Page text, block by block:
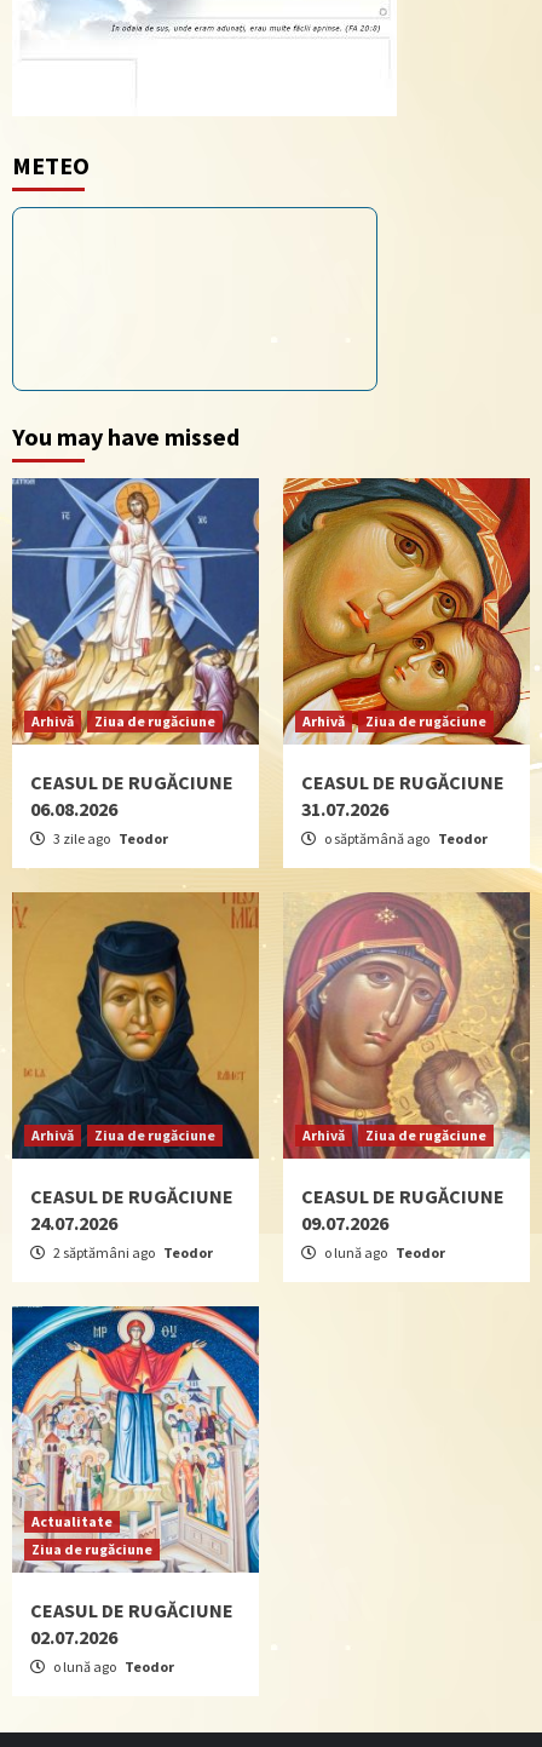
METEO
You may have missed
Arhivă Ziua de rugăciune
CEASUL DE RUGĂCIUNE
06.08.2026
3 zile ago Teodor
Arhivă Ziua de rugăciune
CEASUL DE RUGĂCIUNE
31.07.2026
o săptămână ago Teodor
Arhivă Ziua de rugăciune
CEASUL DE RUGĂCIUNE
24.07.2026
2 săptămâni ago Teodor
Arhivă Ziua de rugăciune
CEASUL DE RUGĂCIUNE
09.07.2026
o lună ago Teodor
Actualitate
Ziua de rugăciune
CEASUL DE RUGĂCIUNE
02.07.2026
o lună ago Teodor